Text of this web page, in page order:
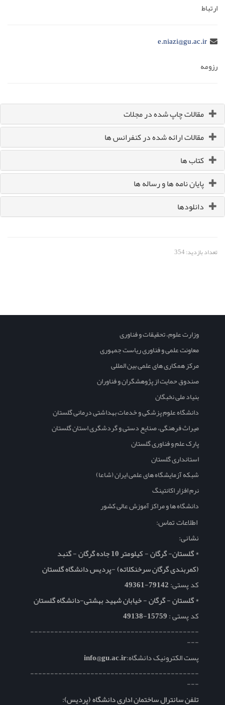
ارتباط
e.niazi@gu.ac.ir
رزومه
مقالات چاپ شده در مجلات
مقالات ارائه شده در کنفرانس ها
کتاب ها
پایان نامه ها و رساله ها
دانلودها
تعداد بازدید: 354
وزارت علوم، تحقیقات و فناوری
معاونت علمی و فناوری ریاست جمهوری
مرکز همکاری های علمی بین المللی
صندوق حمایت از پژوهشگران و فناوران
بنیاد ملی نخبگان
دانشگاه علوم پزشکی و خدمات بهداشتی درمانی گلستان
میراث فرهنگی، صنایع دستی و گردشگری استان گلستان
پارک علم و فناوری گلستان
استانداری گلستان
شبکه آزمایشگاه های علمی ایران (شاعا)
نرم افزار اکانتینگ
دانشگاه ها و مراکز آموزش عالی کشور
اطلاعات تماس:
نشانی:
* گلستان- گرگان - کیلومتر 10 جاده گرگان - گنبد
(کمربندی گرگان سرخنکلاته) -پردیس دانشگاه گلستان
کد پستی:79142-49361
* گلستان - گرگان - خیابان شهید بهشتی-دانشگاه گلستان
کد پستی :15759-49138
------------------------------------------
---
پست الکترونیک دانشگاه:info@gu.ac.ir
------------------------------------------
---
تلفن سانترال ساختمان اداری دانشگاه (پردیس):